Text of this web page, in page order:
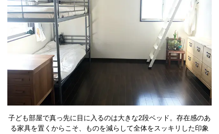
子ども部屋で真っ先に目に入るのは大きな2段ベッド。存在感のあ
る家具を置くからこそ、ものを減らして全体をスッキリした印象